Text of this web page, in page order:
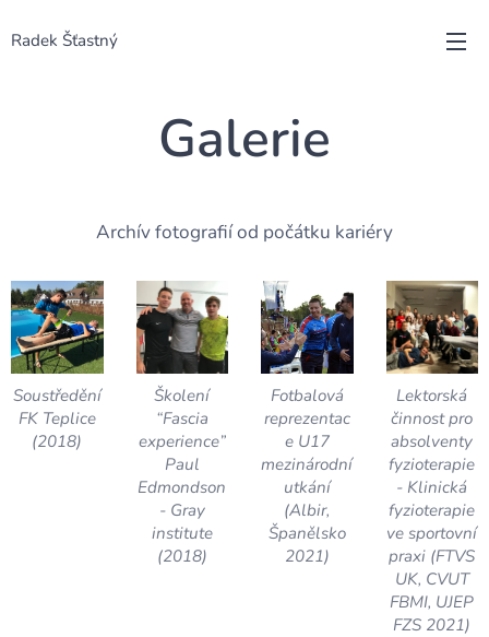
Radek Šťastný
Galerie
Archív fotografií od počátku kariéry
Soustředění
FK Teplice
(2018)
Školení
“Fascia
experience”
Paul
Edmondson
- Gray
institute
(2018)
Fotbalová
reprezentac
e U17
mezinárodní
utkání
(Albir,
Španělsko
2021)
Lektorská
činnost pro
absolventy
fyzioterapie
- Klinická
fyzioterapie
ve sportovní
praxi (FTVS
UK, CVUT
FBMI, UJEP
FZS 2021)